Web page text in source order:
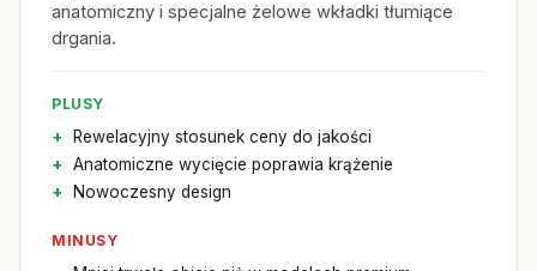
anatomiczny i specjalne żelowe wkładki tłumiące
drgania.
PLUSY
Rewelacyjny stosunek ceny do jakości
Anatomiczne wycięcie poprawia krążenie
Nowoczesny design
MINUSY